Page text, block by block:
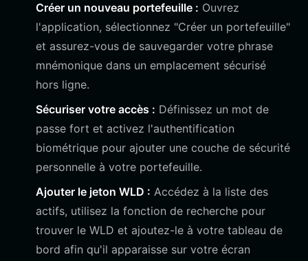
Créer un nouveau portefeuille : Ouvrez
l'application, sélectionnez "Créer un portefeuille"
et assurez-vous de sauvegarder votre phrase
mnémonique dans un emplacement sécurisé
hors ligne.
Sécuriser votre accès : Définissez un mot de
passe fort et activez l'authentification
biométrique pour ajouter une couche de sécurité
personnelle à votre portefeuille.
Ajouter le jeton WLD : Accédez à la liste des
actifs, utilisez la fonction de recherche pour
trouver le WLD et ajoutez-le à votre tableau de
bord afin qu'il apparaisse sur votre écran